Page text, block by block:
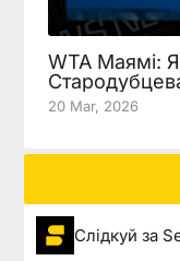
WTA Маямі:
20 Mar, 2026
Слідкуй за